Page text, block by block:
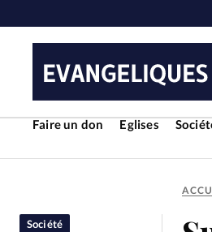
Faire un don Eglises
RUBRIQUES
Société